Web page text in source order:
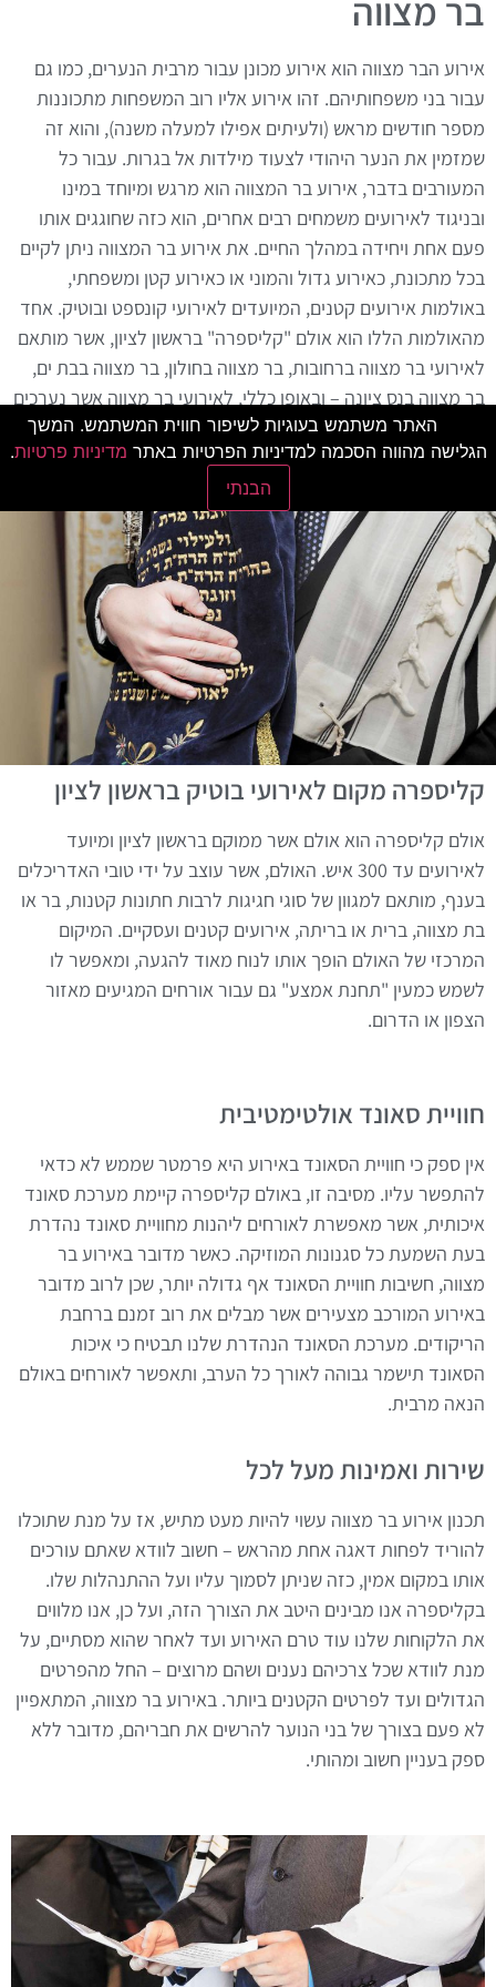
בר מצווה
אירוע הבר מצווה הוא אירוע מכונן עבור מרבית הנערים, כמו גם
עבור בני משפחותיהם. זהו אירוע אליו רוב המשפחות מתכוננות
מספר חודשים מראש (ולעיתים אפילו למעלה משנה), והוא זה
שמזמין את הנער היהודי לצעוד מילדות אל בגרות. עבור כל
המעורבים בדבר, אירוע בר המצווה הוא מרגש ומיוחד במינו
ובניגוד לאירועים משמחים רבים אחרים, הוא כזה שחוגגים אותו
פעם אחת ויחידה במהלך החיים. את אירוע בר המצווה ניתן לקיים
בכל מתכונת, כאירוע גדול והמוני או כאירוע קטן ומשפחתי,
באולמות אירועים קטנים, המיועדים לאירועי קונספט ובוטיק. אחד
מהאולמות הללו הוא אולם "קליספרה" בראשון לציון, אשר מותאם
לאירועי בר מצווה ברחובות, בר מצווה בחולון, בר מצווה בבת ים,
בר מצווה בנס ציונה – ובאופן כללי, לאירועי בר מצווה אשר נערכים
במרכז.
קליספרה מקום לאירועי בוטיק בראשון לציון
אולם קליספרה הוא אולם אשר ממוקם בראשון לציון ומיועד
לאירועים עד 300 איש. האולם, אשר עוצב על ידי טובי האדריכלים
בענף, מותאם למגוון של סוגי חגיגות לרבות חתונות קטנות, בר או
בת מצווה, ברית או בריתה, אירועים קטנים ועסקיים. המיקום
המרכזי של האולם הופך אותו לנוח מאוד להגעה, ומאפשר לו
לשמש כמעין "תחנת אמצע" גם עבור אורחים המגיעים מאזור
הצפון או הדרום.
חוויית סאונד אולטימטיבית
אין ספק כי חוויית הסאונד באירוע היא פרמטר שממש לא כדאי
להתפשר עליו. מסיבה זו, באולם קליספרה קיימת מערכת סאונד
איכותית, אשר מאפשרת לאורחים ליהנות מחוויית סאונד נהדרת
בעת השמעת כל סגנונות המוזיקה. כאשר מדובר באירוע בר
מצווה, חשיבות חוויית הסאונד אף גדולה יותר, שכן לרוב מדובר
באירוע המורכב מצעירים אשר מבלים את רוב זמנם ברחבת
הריקודים. מערכת הסאונד הנהדרת שלנו תבטיח כי איכות
הסאונד תישמר גבוהה לאורך כל הערב, ותאפשר לאורחים באולם
הנאה מרבית.
שירות ואמינות מעל לכל
תכנון אירוע בר מצווה עשוי להיות מעט מתיש, אז על מנת שתוכלו
להוריד לפחות דאגה אחת מהראש – חשוב לוודא שאתם עורכים
אותו במקום אמין, כזה שניתן לסמוך עליו ועל ההתנהלות שלו.
בקליספרה אנו מבינים היטב את הצורך הזה, ועל כן, אנו מלווים
את הלקוחות שלנו עוד טרם האירוע ועד לאחר שהוא מסתיים, על
מנת לוודא שכל צרכיהם נענים ושהם מרוצים – החל מהפרטים
הגדולים ועד לפרטים הקטנים ביותר. באירוע בר מצווה, המתאפיין
לא פעם בצורך של בני הנוער להרשים את חבריהם, מדובר ללא
ספק בעניין חשוב ומהותי.
האתר משתמש בעוגיות לשיפור חווית המשתמש. המשך
הגלישה מהווה הסכמה למדיניות הפרטיות באתר מדיניות פרטיות.
הבנתי